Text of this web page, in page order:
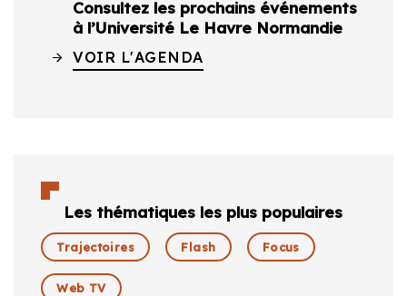
Consultez les prochains événements
à l’Université Le Havre Normandie
VOIR L'AGENDA
Les thématiques les plus populaires
Trajectoires Flash Focus
Web TV